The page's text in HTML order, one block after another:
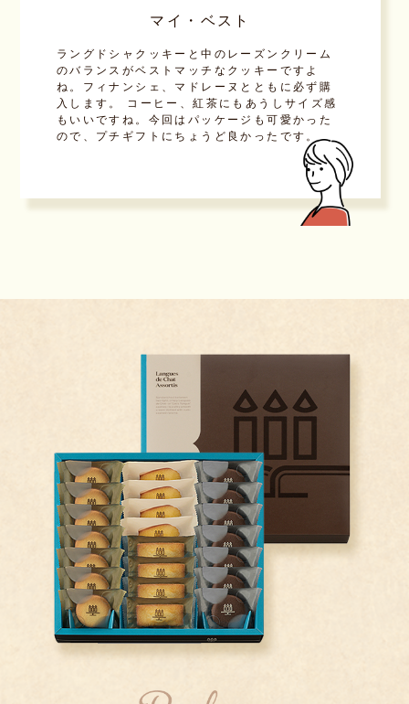
マイ・ベスト
ラングドシャクッキーと中のレーズンクリーム
のバランスがベストマッチなクッキーですよ
ね。フィナンシェ、マドレーヌとともに必ず購
入します。 コーヒー、紅茶にもあうしサイズ感
もいいですね。今回はパッケージも可愛かった
ので、プチギフトにちょうど良かったです。